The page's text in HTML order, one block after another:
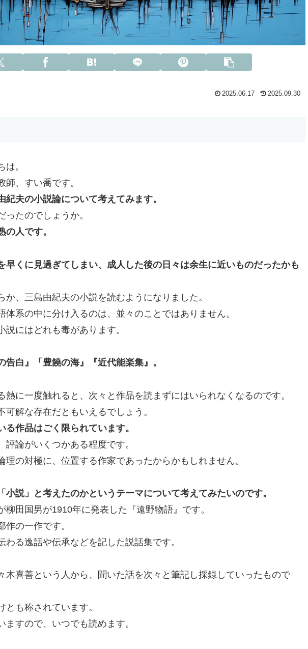
2025.06.17 2025.09.30
。
師、すい喬です。
紀夫の小説論について考えてみます。
たのでしょうか。
の人です。
早くに見過ぎてしまい、成人した後の日々は余生に近いものだったかも
か、三島由紀夫の小説を読むようになりました。
体系の中に分け入るのは、並々のことではありません。
説にはどれも毒があります。
告白』「豊饒の海』『近代能楽集』。
熱に一度触れると、次々と作品を読まずにはいられなくなるのです。
可解な存在だともいえるでしょう。
る作品はごく限られています。
評論がいくつかある程度です。
理の対極に、位置する作家であったからかもしれません。
小説」と考えたのかというテーマについて考えてみたいのです。
柳田国男が1910年に発表した『遠野物語』です。
作の一作です。
わる逸話や伝承などを記した説話集です。
木喜善という人から、聞いた話を次々と筆記し採録していったもので
とも称されています。
ますので、いつでも読めます。